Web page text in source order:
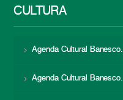
CULTURA
Agenda Cultural
Agenda Cultural